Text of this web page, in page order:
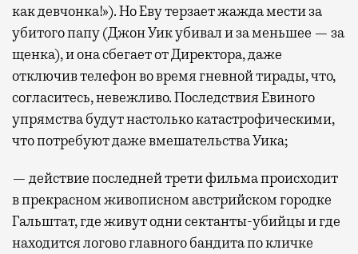
как девчонка!»). Но Еву терзает жажда мести за
убитого папу (Джон Уик убивал и за меньшее — за
щенка), и она сбегает от Директора, даже
отключив телефон во время гневной тирады, что,
согласитесь, невежливо. Последствия Евиного
упрямства будут настолько катастрофическими,
что потребуют даже вмешательства Уика;
— действие последней трети фильма происходит
в прекрасном живописном австрийском городке
Гальштат, где живут одни сектанты-убийцы и где
находится логово главного бандита по кличке